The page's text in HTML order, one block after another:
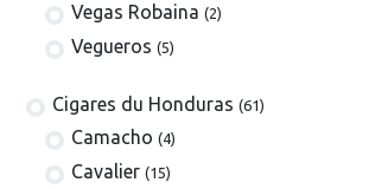
Vegas Robaina (2)
Vegueros (5)
​​​Cigares du Honduras (61)
Camacho (4)
Cavalier (15)